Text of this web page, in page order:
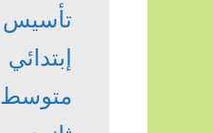
تأسيس
إبتدائي
متوسط